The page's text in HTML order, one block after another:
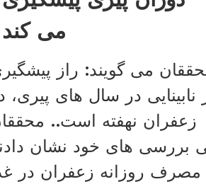
می کند
می گویند: راز
نابینایی در سال های پیری،
زعفران نهفته است..
بررسی های خود نشان
مصرف روزانه زعفران در